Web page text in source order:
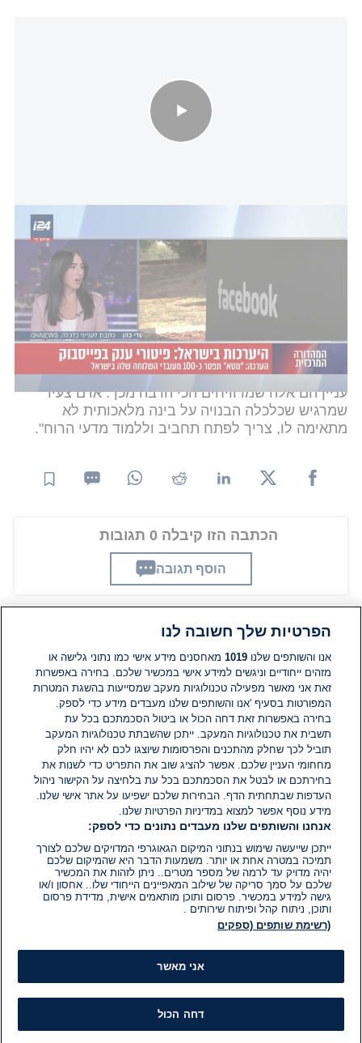
היערכות בישראל: פיטורי ענק בפייסבוק; הערכה: "מטא" תפטר כמאה
למרות היכולת של בינה מלאכותית לחסוך סכומי עתק
לחברות הטכנולוגיה, קלארק אומר שאנשים יצירתיים
יותר ויש להם יותר רעיונות טובים יותר, והם עשויים
למעשה להיות בעלי יתרון על פני טכנולוגיית בינה
מלאכותית: "אנשים יצירתיים יכולים לחשוב בצורה
רחבה. אנשים שקוראים הרבה, אנשים שיש להם תחומי
עניין הם אלה שמרוויחים הכי הרבה מכך. אדם צעיר
שמרגיש שכלכלה הבנויה על בינה מלאכותית לא
מתאימה לו, צריך לפתח תחביב וללמוד מדעי הרוח".
הכתבה הזו קיבלה 0 תגובות
הוסף תגובה
תגובות
אין עדיין תגובות. היה הראשון להגיב
הוסף תגובה
הפרטיות שלך חשובה לנו
אנו והשותפים שלנו1019 מאחסנים מידע אישי כמו נתוני גלישה או
מזהים ייחודיים וניגשים למידע אישי במכשיר שלכם. בחירה באפשרות
זאת אני מאשר מפעילה טכנולוגיות מעקב שמסייעות בהשגת המטרות
המפורטות בסעיף 'אנו והשותפים שלנו מעבדים מידע כדי לספק.
בחירה באפשרות זאת דחה הכול או ביטול הסכמתכם בכל עת
תשבית את טכנולוגיות המעקב. ייתכן שהשבתת טכנולוגיות המעקב
תוביל לכך שחלק מהתכנים והפרסומות שיוצגו לכם לא יהיו חלק
מחחומי העניין שלכם. אפשר להציג שוב את התפריט כדי לשנות את
בחירתכם או לבטל את הסכמתכם בכל עת בלחיצה על הקישור ניהול
העדפות שבתחתית הדף. הבחירות שלכם ישפיעו על אתר אישי שלנו.
מידע נוסף אפשר למצוא במדיניות הפרטיות שלנו.
אנחנו והשותפים שלנו מעבדים נתונים כדי לספק:
ייתכן שייעשה שימוש בנתוני המיקום הגאוגרפי המדויקים שלכם לצורך
תמיכה במטרה אחת או יותר. משמעות הדבר היא שהמיקום שלכם
יהיה מדויק עד לרמה של מספר מטרים.. ניתן לזהות את המכשיר
שלכם על סמך סריקה של שילוב המאפיינים הייחודי שלו.. אחסון ו/או
גישה למידע במכשיר. פרסום ותוכן מותאמים אישית, מדידת פרסום
ותוכן, ניתוח קהל ופיתוח שירותים .
(רשימת שותפים (ספקים
אני מאשר
דחה הכול